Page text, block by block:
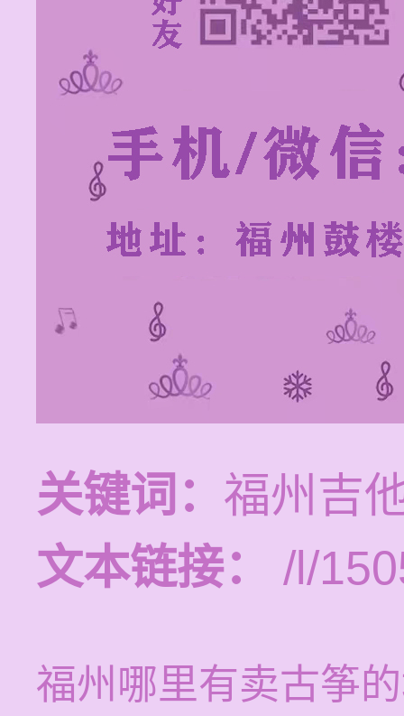
关键词： 福州吉
文本链接：
/l/
福州哪里有卖古筝